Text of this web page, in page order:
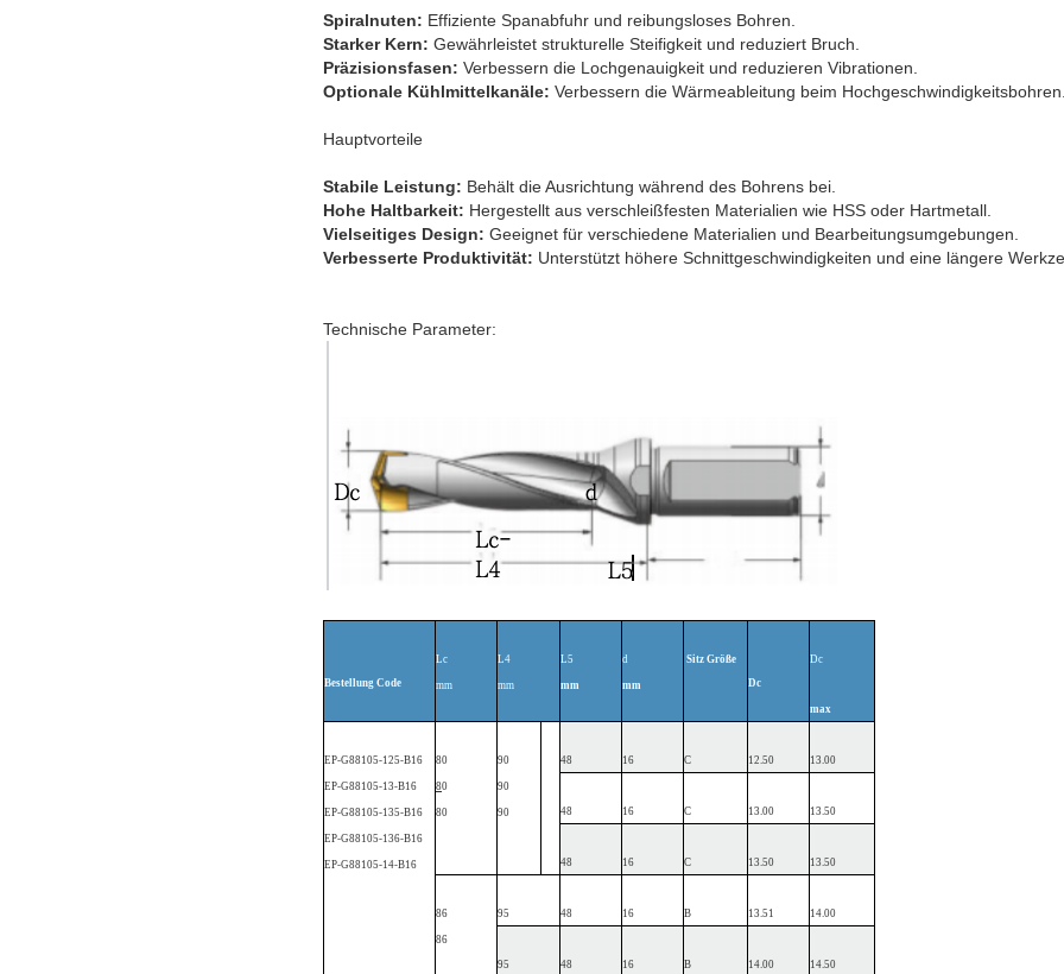
Spiralnuten: Effiziente Spanabfuhr und reibungsloses Bohren.
Starker Kern: Gewährleistet strukturelle Steifigkeit und reduziert Bruch.
Präzisionsfasen: Verbessern die Lochgenauigkeit und reduzieren Vibrationen.
Optionale Kühlmittelkanäle: Verbessern die Wärmeableitung beim Hochgeschwindigkeitsbohren.
Hauptvorteile
Stabile Leistung: Behält die Ausrichtung während des Bohrens bei.
Hohe Haltbarkeit: Hergestellt aus verschleißfesten Materialien wie HSS oder Hartmetall.
Vielseitiges Design: Geeignet für verschiedene Materialien und Bearbeitungsumgebungen.
Verbesserte Produktivität: Unterstützt höhere Schnittgeschwindigkeiten und eine längere
Technische Parameter:
Bestellung Code
Lc
mm
L4
mm
L5
mm
d
mm
Sitz Größe
Dc
Dc
max
EP-G88105-1 25-B16
EP-G88105-13-B16
EP-G88105-1 35-B16
EP-G88105-1 36-B16
EP-G88105-14-B16
80
80
80
90
90
90
48 16 C 12.50 13.00
48 16 C 13.00 13.50
48 16 C 13.50 13.50
86
86
95 48 16 B 13.51 14.00
95 48 16 B 14.00 14.50